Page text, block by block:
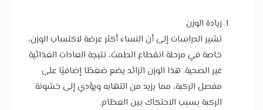
زيادة الوزن
تشير الدراسات إلى أن النساء أكثر عرضة لاكتساب الوزن،
خاصة في مرحلة انقطاع الطمث، نتيجة العادات الغذائية
غير الصحية. هذا الوزن الزائد يضع ضغطًا إضافيًا على
مفصل الركبة، مما يزيد من التهابه ويؤدي إلى خشونة
الركبة بسبب الاحتكاك بين العظام.